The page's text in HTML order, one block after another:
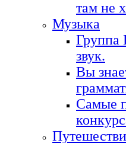
там не
Музыка
Группа
звук.
Вы
Самые